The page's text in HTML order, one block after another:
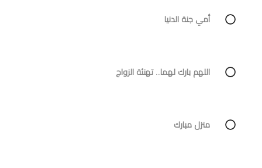
أمي جنة الدنيا
اللهم بارك لهما.. تهنئة الزواج
منزل مبارك